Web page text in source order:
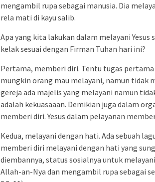
mengambil rupa sebagai manusia. Dia
rela mati di kayu salib.
Apa yang kita lakukan dalam melayani
kelak sesuai dengan Firman Tuhan hari ini?
Pertama, memberi diri. Tentu tugas
mungkin orang mau melayani, namun tidak
gereja ada majelis yang melayani namun
adalah kekuasaaan. Demikian juga dalam
memberi diri. Yesus dalam pelayanan
Kedua, melayani dengan hati. Ada sebuah
memberi diri melayani dengan hati yang
diembannya, status sosialnya untuk
Allah-an-Nya dan mengambil rupa sebagai